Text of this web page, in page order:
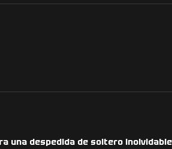
una despedida de soltero inolvidable